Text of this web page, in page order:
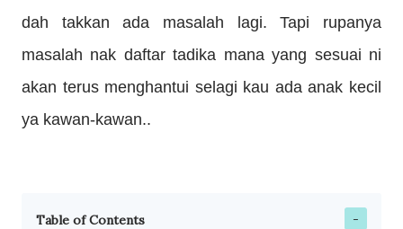
dah takkan ada masalah lagi. Tapi rupanya
masalah nak daftar tadika mana yang sesuai ni
akan terus menghantui selagi kau ada anak kecil
ya kawan-kawan..
Table of Contents